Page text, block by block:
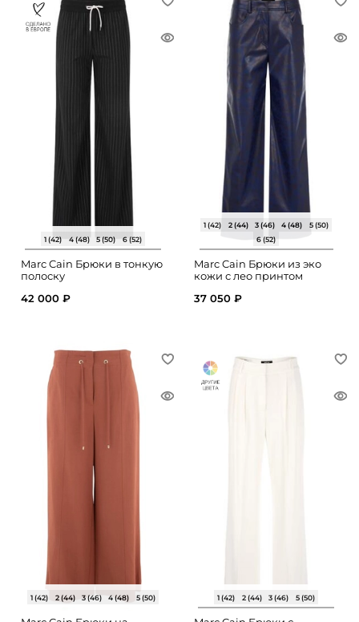
1 (42) 4 (48) 5 (50) 6 (52)
Marc Cain Брюки в тонкую
полоску
42 000 ₽
1 (42) 2 (44) 3 (46) 4 (48)
5 (50)
6 (52)
Marc Cain Брюки из эко
кожи с лео принтом
37 050 ₽
1 (42) 2 (44) 3 (46) 4 (48) 5 (50) 1 (42) 2 (44) 3 (46) 5 (50)